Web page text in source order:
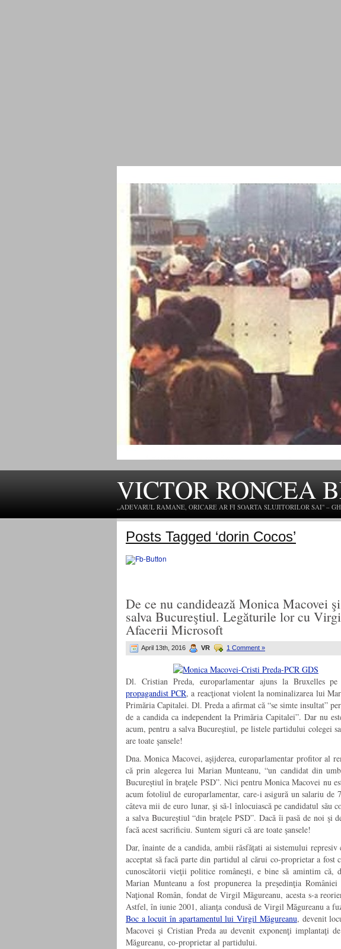
VICTOR RONCEA
„ADEVARUL RAMANE, ORICARE AR FI SOARTA SLUJITORILOR SAI" –
Posts Tagged ‘dorin Cocos’
De ce nu candidează Monica Macovei
salva Bucureştiul. Legăturile lor cu
Afacerii Microsoft
April 13th, 2016 VR 1 Comment »
Dl. Cristian Preda, europarlamentar ajuns la Bruxelles
propagandist PCR, a reacţionat violent la nominalizarea lui
Primăria Capitalei. Dl. Preda a afirmat că “se simte insultat”
de a candida ca independent la Primăria Capitalei”. Dar nu
acum, pentru a salva Bucureştiul, pe listele partidului colegei
are toate şansele!
Dna. Monica Macovei, aşijderea, europarlamentar profitor al
că prin alegerea lui Marian Munteanu, “un candidat din
Bucureştiul în braţele PSD”. Nici pentru Monica Macovei nu
acum fotoliul de europarlamentar, care-i asigură un salariu de
câteva mii de euro lunar, şi să-l înlocuiască pe candidatul său
a salva Bucureştiul “din braţele PSD”. Dacă îi pasă de noi şi
facă acest sacrificiu. Suntem siguri că are toate şansele!
Dar, înainte de a candida, ambii răsfăţati ai sistemului represiv
acceptat să facă parte din partidul al cărui co-proprietar a
cunoscătorii vieţii politice româneşti, e bine să amintim că,
Marian Munteanu a fost propunerea la preşedinţia
Naţional Român, fondat de Virgil Măgureanu, acesta s-a
Astfel, în iunie 2001, alianţa condusă de Virgil Măgureanu a
Boc a locuit în apartamentul lui Virgil Măgureanu, devenit
Macovei şi Cristian Preda au devenit exponenţi
Măgureanu, co-proprietar al partidului.